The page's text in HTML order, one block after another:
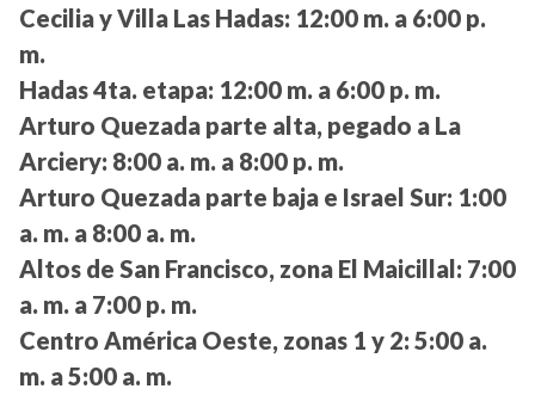
Cecilia y Villa Las Hadas: 12:00 m. a 6:00 p.
m.
Hadas 4ta. etapa: 12:00 m. a 6:00 p. m.
Arturo Quezada parte alta, pegado a La
Arciery: 8:00 a. m. a 8:00 p. m.
Arturo Quezada parte baja e Israel Sur: 1:00
a. m. a 8:00 a. m.
Altos de San Francisco, zona El Maicillal: 7:00
a. m. a 7:00 p. m.
Centro América Oeste, zonas 1 y 2: 5:00 a.
m. a 5:00 a. m.